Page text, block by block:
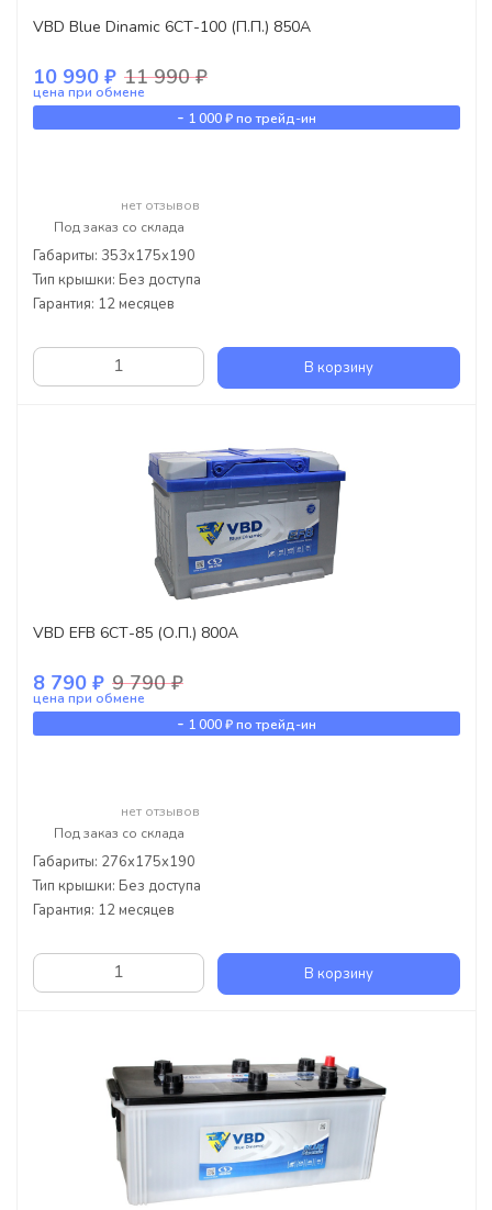
VBD Blue Dinamic 6СТ-100 (П.П.) 850А
10 990 ₽ 11 990 ₽
цена при обмене
- 1 000 ₽по трейд-ин
нет отзывов
Под заказ со склада
Габариты: 353x175x190
Тип крышки: Без доступа
Гарантия: 12 месяцев
В корзину
VBD EFB 6СТ-85 (О.П.) 800А
8 790 ₽ 9 790 ₽
цена при обмене
- 1 000 ₽по трейд-ин
нет отзывов
Под заказ со склада
Габариты: 276x175x190
Тип крышки: Без доступа
Гарантия: 12 месяцев
В корзину